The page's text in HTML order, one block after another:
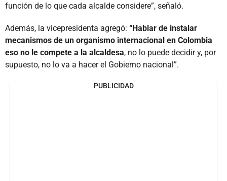
función de lo que cada alcalde considere”, señaló.
Además, la vicepresidenta agregó: “Hablar de instalar
mecanismos de un organismo internacional en Colombia
eso no le compete a la alcaldesa, no lo puede decidir y, por
supuesto, no lo va a hacer el Gobierno nacional”.
PUBLICIDAD